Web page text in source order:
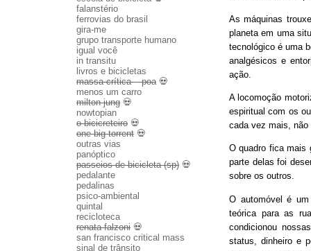
As máquinas
planeta em uma
tecnológico é uma
analgésicos e
ação.
A locomoção
espiritual com os
cada vez mais,
O quadro fica mais
parte delas foi
sobre os outros.
O automóvel é
teórica para as
condicionou
status, dinheiro e
falanstério
ferrovias do brasil
gira-me
grupo transporte humano
igual você
in transitu
livros e bicicletas
massa crítica – poa💀
menos um carro
milton jung 💀
nowtopian
o bicicreteiro 💀
one big torrent 💀
outras vias
panóptico
passeios de bicicleta (sp) 💀
pedalante
pedalinas
psico-ambiental
quintal
recicloteca
renata falzoni 💀
san francisco critical mass
sinal de trânsito